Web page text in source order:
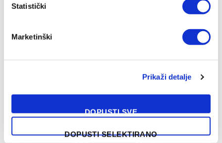
Statistički
Marketinški
Prikaži detalje
DOPUSTI SVE
DOPUSTI SELEKTIRANO